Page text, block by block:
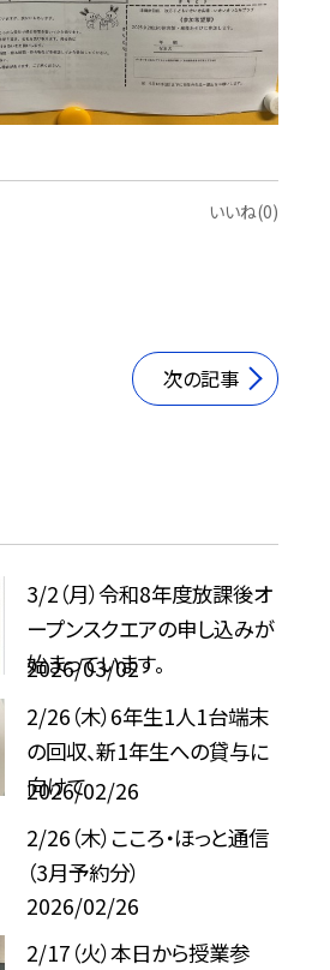
いいね(0)
次の記事
3/2（月）令和8年度放課後オ
ープンスクエアの申し込みが
始まっています。
2026/03/02
2/26（木）6年生1人1台端末
の回収、新1年生への貸与に
向けて
2026/02/26
2/26（木）こころ・ほっと通信
（3月予約分）
2026/02/26
2/17（火）本日から授業参